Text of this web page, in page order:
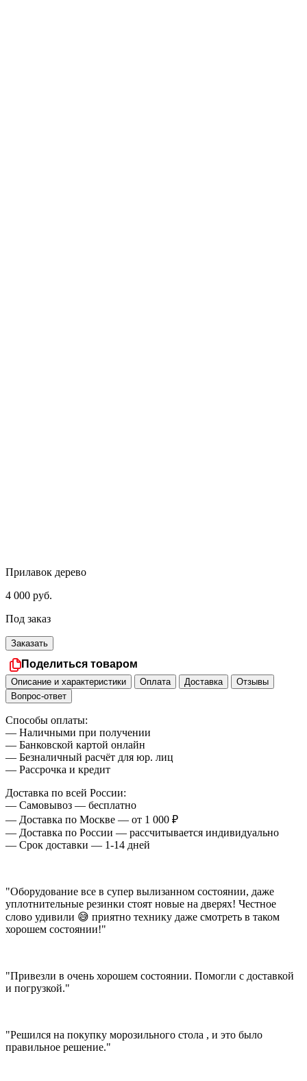
Прилавок дерево
4 000 руб.
Под заказ
Заказать
Поделиться товаром
Описание и характеристики Оплата Доставка
Отзывы
Вопрос-ответ
Способы оплаты:
— Наличными при получении
— Банковской картой онлайн
— Безналичный расчёт для юр. лиц
— Рассрочка и кредит
Доставка по всей России:
— Самовывоз — бесплатно
— Доставка по Москве — от 1 000 ₽
— Доставка по России — рассчитывается индивидуально
— Срок доставки — 1-14 дней
"Оборудование все в супер вылизанном состоянии, даже
уплотнительные резинки стоят новые на дверях! Честное
слово удивили 😅 приятно технику даже смотреть в таком
хорошем состоянии!"
"Привезли в очень хорошем состоянии. Помогли с доставкой
и погрузкой."
"Решился на покупку морозильного стола , и это было
правильное решение."